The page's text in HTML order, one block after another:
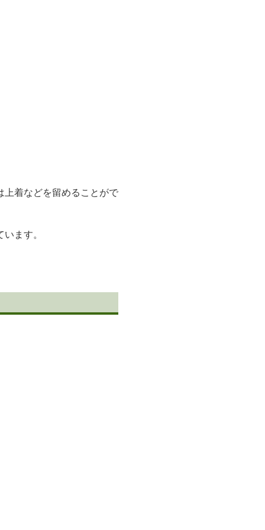
着などを留めることがで
ます。